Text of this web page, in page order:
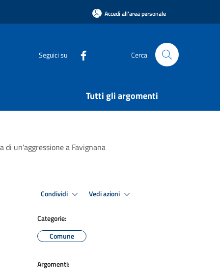
Accedi all'area personale
Seguici su Cerca
Tutti gli argomenti
un'aggressione a Favignana
Condividi Vedi azioni
Categorie:
Comune
Argomenti: